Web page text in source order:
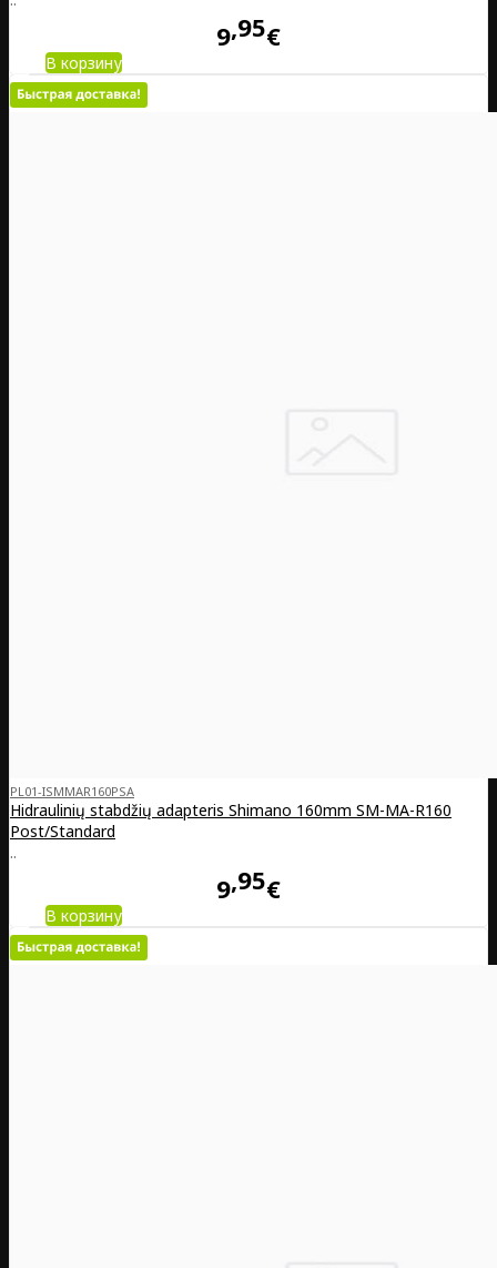
9 95€
В корзину
PL01-ISMMAR160PSA
Hidraulinių stabdžių adapteris Shimano 160mm SM-MA-R160
Post/Standard
..
9 95€
В корзину